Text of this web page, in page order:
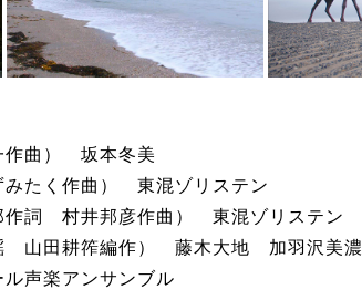
作曲） 坂本冬美
たく作曲） 東混ゾリステン
作詞 村井邦彦作曲） 東混ゾリステン
山田耕筰編作） 藤木大地 加羽沢美濃
声楽アンサンブル